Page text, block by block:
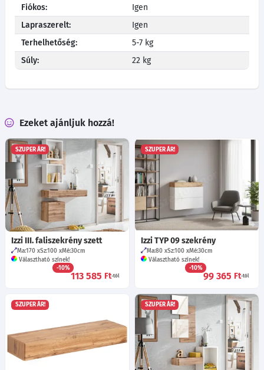
Fiókos:
Igen
Lapraszerelt:
Igen
Terhelhetőség:
5-7 kg
Súly:
22 kg
Ezeket ajánljuk hozzá!
SZUPER ÁR!
Izzi III. faliszekrény szett
Ma:170 Sz:100 Mé:30cm
Választható színek!
-10%
113 585 Ft-tól
SZUPER ÁR!
Izzi TYP 09 szekrény
Ma:80 Sz:100 Mé:30cm
Választható színek!
-10%
99 365 Ft-tól
SZUPER ÁR! SZUPER ÁR!